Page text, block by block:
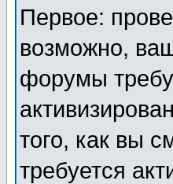
Первое:
возможно,
форумы
того, как вы
требуется